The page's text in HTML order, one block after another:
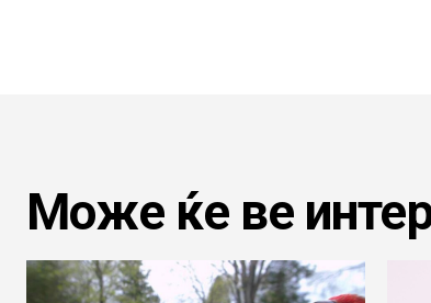
Може ќе ве